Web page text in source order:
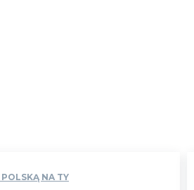
POLSKĄ NA TY